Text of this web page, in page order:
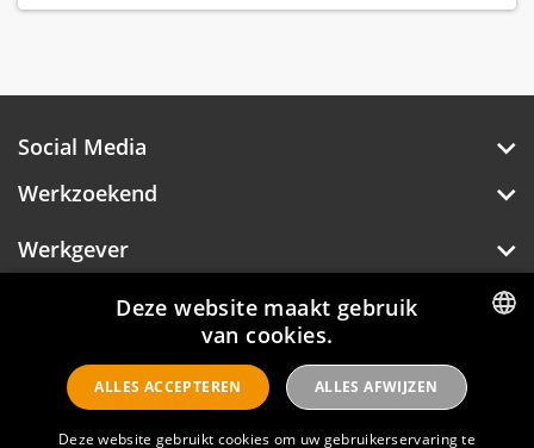
Social Media
Werkzoekend
Werkgever
Over Hotelprofessionals
Hotelprofessionals
DUTCH
ENGLISH
Deze website maakt gebruik
van cookies.
Deze website gebruikt cookies om uw gebruikerservaring te
ALLES ACCEPTEREN ALLES AFWIJZEN